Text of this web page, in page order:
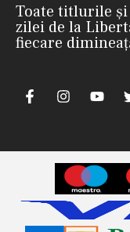
Toate titlurile
zilei de la
fiecare